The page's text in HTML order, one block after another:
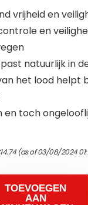
vrijheid en
en
natuurlijk in
het lood helpt
en toch
14.74(as of 03/08/2024
TOEVOEGEN
AAN